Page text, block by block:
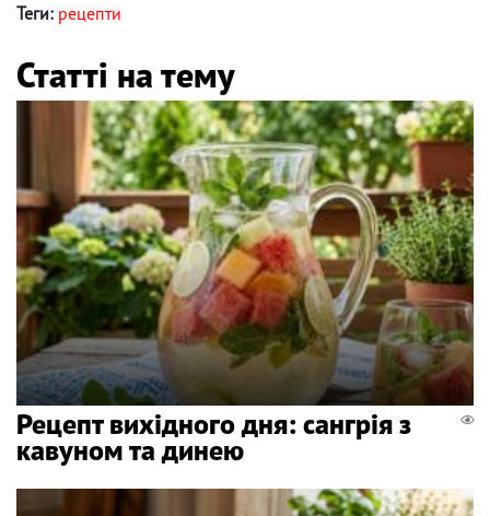
Теги: рецепти
Статті на тему
Рецепт вихідного дня: сангрія з
кавуном та динею